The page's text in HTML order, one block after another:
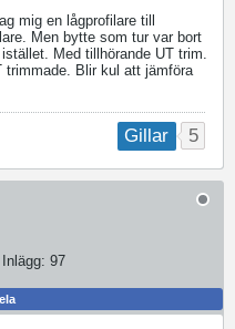
mig en lågprofilare till
Men bytte som tur var bort
Med tillhörande UT trim.
trimmade. Blir kul att jämföra
Gillar 5
Inlägg: 97